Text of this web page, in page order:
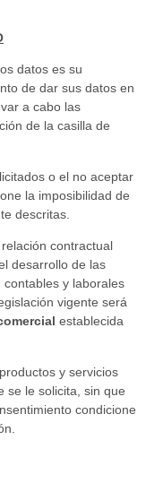
datos es su
de dar sus datos en
a cabo las
de la casilla de
o el no aceptar
la imposibilidad de
descritas.
contractual
desarrollo de las
y laborales
vigente será
establecida
y servicios
se le solicita, sin que
condicione